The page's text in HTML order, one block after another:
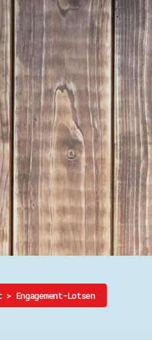
> Engagement-Lotsen